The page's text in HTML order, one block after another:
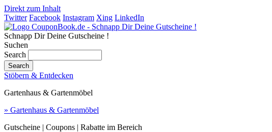
Direkt zum Inhalt
Twitter Facebook Instagram Xing LinkedIn
Schnapp Dir Deine Gutscheine !
Suchen
Search
Stöbern & Entdecken
Gartenhaus & Gartenmöbel
» Gartenhaus & Gartenmöbel
Gutscheine | Coupons | Rabatte im Bereich